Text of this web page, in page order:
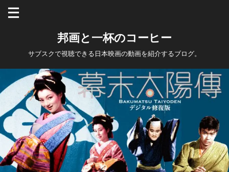
邦画と一杯のコーヒー
サブスクで視聴できる日本映画の動画を紹介するブログ。